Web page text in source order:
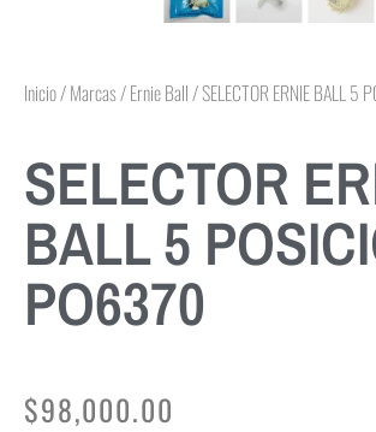
Inicio/Marcas/Ernie Ball/ SELECTOR ERNIE BALL 5
SELECTOR
BALL 5
PO6370
$98,000.00